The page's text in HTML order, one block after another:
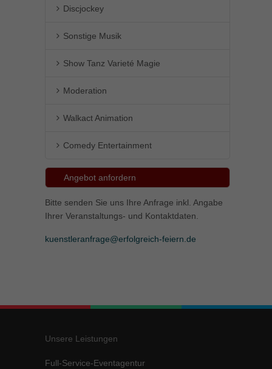
Discjockey
Sonstige Musik
Show Tanz Varieté Magie
Moderation
Walkact Animation
Comedy Entertainment
Angebot anfordern
Bitte senden Sie uns Ihre Anfrage inkl. Angabe
Ihrer Veranstaltungs- und Kontaktdaten.
kuenstleranfrage@erfolgreich-feiern.de
Unsere Leistungen
Full-Service-Eventagentur